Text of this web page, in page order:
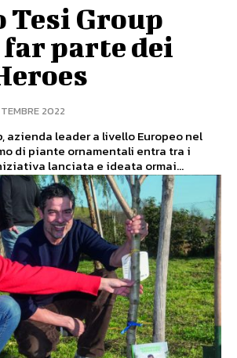
Tesi Group
parte dei
2022
azienda leader a livello Europeo nel
di piante ornamentali entra tra i
lanciata e ideata ormai...